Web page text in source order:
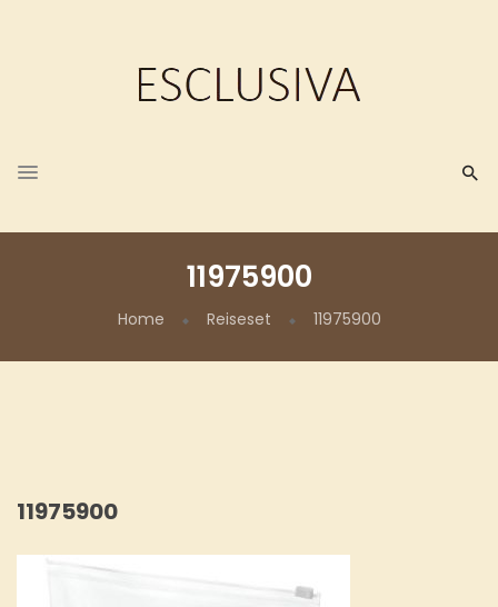
11975900
Home Reiseset 11975900
11975900